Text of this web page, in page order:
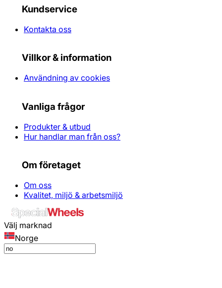
Kundservice
Kontakta oss
Villkor & information
Användning av cookies
Vanliga frågor
Produkter & utbud
Hur handlar man från oss?
Om företaget
Om oss
Kvalitet, miljö & arbetsmiljö
Välj marknad
Norge